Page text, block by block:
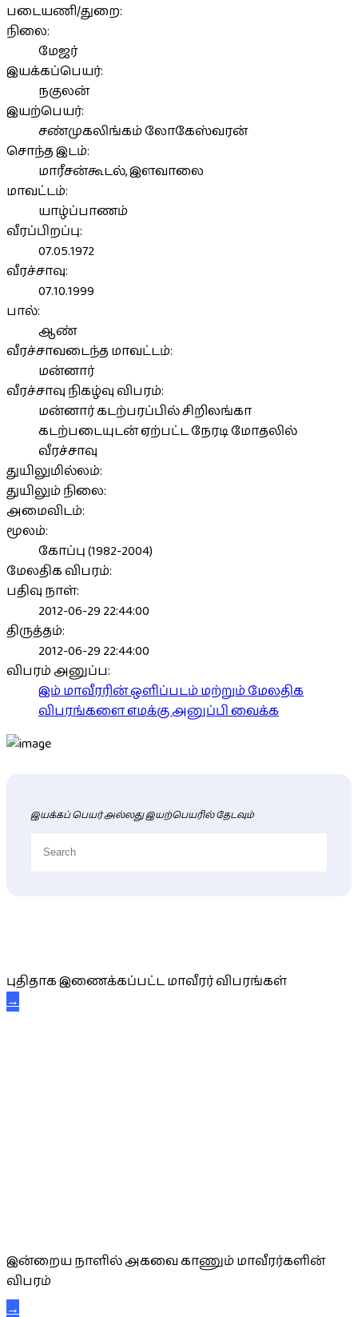
படையணி/துறை:
நிலை:
மேஜர்
இயக்கப்பெயர்:
நகுலன்
இயற்பெயர்:
சண்முகலிங்கம் லோகேஸ்வரன்
சொந்த இடம்:
மாரீசன்கூடல், இளவாலை
மாவட்டம்:
யாழ்ப்பாணம்
வீரப்பிறப்பு:
07.05.1972
வீரச்சாவு:
07.10.1999
பால்:
ஆண்
வீரச்சாவடைந்த மாவட்டம்:
மன்னார்
வீரச்சாவு நிகழ்வு விபரம்:
மன்னார் கடற்பரப்பில் சிறிலங்கா
கடற்படையுடன் ஏற்பட்ட நேரடி மோதலில்
வீரச்சாவு
துயிலுமில்லம்:
துயிலும் நிலை:
அமைவிடம்:
மூலம்:
கோப்பு (1982-2004)
மேலதிக விபரம்:
பதிவு நாள்:
2012-06-29 22:44:00
திருத்தம்:
2012-06-29 22:44:00
விபரம் அனுப்ப:
இம் மாவீரரின் ஒளிப்படம் மற்றும் மேலதிக
விபரங்களை எமக்கு அனுப்பி வைக்க
இயக்கப் பெயர் அல்லது இயற்பெயரில் தேடவும்
புதிதாக இணைக்கப்பட்ட மாவீரர் விபரங்கள்
→
இன்றைய நாளில் அகவை காணும் மாவீரர்களின்
விபரம்
→